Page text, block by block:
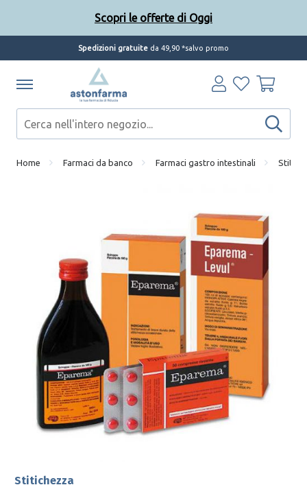
Spedizioni gratuite da 49,90 *salvo promo
Home Farmaci da banco Farmaci gastro intestinali
Stitichezza
Scopri le offerte di Oggi